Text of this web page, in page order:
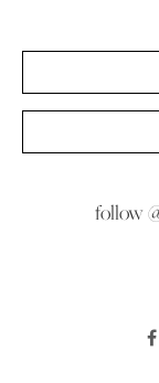
follow